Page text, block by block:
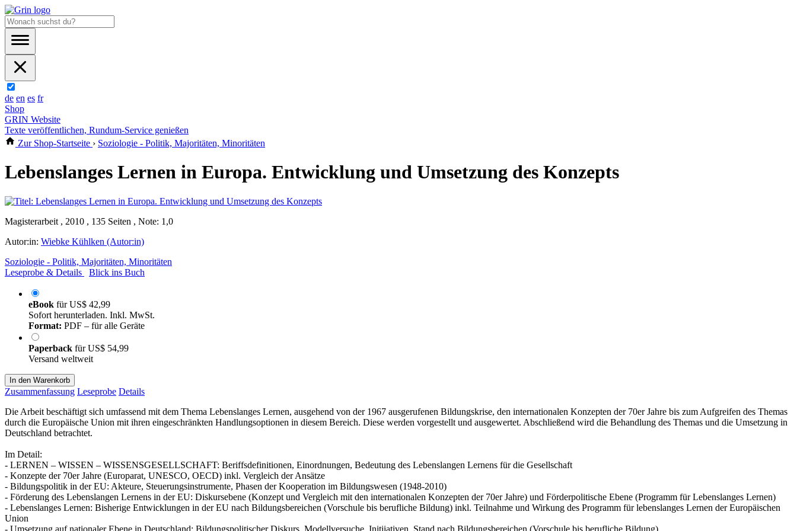
de en es fr
Shop
GRIN Website
Texte veröffentlichen, Rundum-Service genießen
Zur Shop-Startseite › Soziologie - Politik, Majoritäten, Minoritäten
Lebenslanges Lernen in Europa. Entwicklung und Umsetzung des Konzepts
Magisterarbeit , 2010 , 135 Seiten , Note: 1,0
Autor:in: Wiebke Kühlken (Autor:in)
Soziologie - Politik, Majoritäten, Minoritäten
Leseprobe & Details
Blick ins Buch
eBook fürUS$ 42,99
Sofort herunterladen. Inkl. MwSt.
Format: PDF – für alle Geräte
Paperback fürUS$ 54,99
Versand weltweit
In den Warenkorb
Zusammenfassung Leseprobe Details
Die Arbeit beschäftigt sich umfassend mit dem Thema Lebenslanges Lernen, ausgehend von der 1967 ausgerufenen Bildungskrise, den internationalen Konzepten der 70er Jahre bis zum Aufgreifen des Themas
durch die Europäische Union mit ihren eingeschränkten Handlungsoptionen in diesem Bereich. Diese werden vorgestellt und ausgewertet. Abschließend wird die Behandlung des Themas und die Umsetzung in
Deutschland betrachtet.
Im Detail:
- LERNEN – WISSEN – WISSENSGESELLSCHAFT: Beriffsdefinitionen, Einordnungen, Bedeutung des Lebenslangen Lernens für die Gesellschaft
- Konzepte der 70er Jahre (Europarat, UNESCO, OECD) inkl. Vergleich der Ansätze
- Bildungspolitik in der EU: Akteure, Steuerungsinstrumente, Phasen der Kooperation im Bildungswesen (1948-2010)
- Förderung des Lebenslangen Lernens in der EU: Diskursebene (Konzept und Vergleich mit den internationalen Konzepten der 70er Jahre) und Förderpolitische Ebene (Programm für Lebenslanges Lernen)
- Lebenslanges Lernen: Bisherige Entwicklungen in der EU nach Bildungsbereichen (Vorschule bis berufliche Bildung) inkl. Teilnahme und Wirkung des Programm für lebenslanges Lernen der Europäischen
Union
- Umsetzung auf nationaler Ebene in Deutschland: Bildungspolitischer Diskurs, Modellversuche, Initiiativen, Stand nach Bildungsbereichen (Vorschule bis berufliche Bildung)